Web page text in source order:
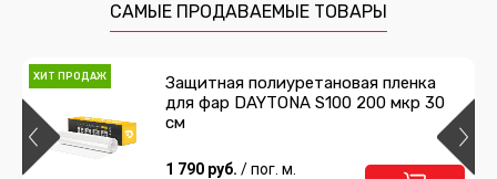
САМЫЕ ПРОДАВАЕМЫЕ ТОВАРЫ
ХИТ ПРОДАЖ
Защитная полиуретановая пленка
для фар DAYTONA S100 200 мкр 30
см
1 790 руб. / пог. м.